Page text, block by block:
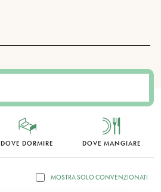
DOVE DORMIRE DOVE MANGIARE
MOSTRA SOLO CONVENZIONATI